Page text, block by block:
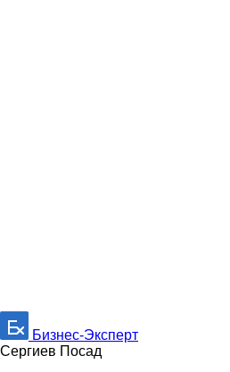
Бизнес-Эксперт
Сергиев Посад